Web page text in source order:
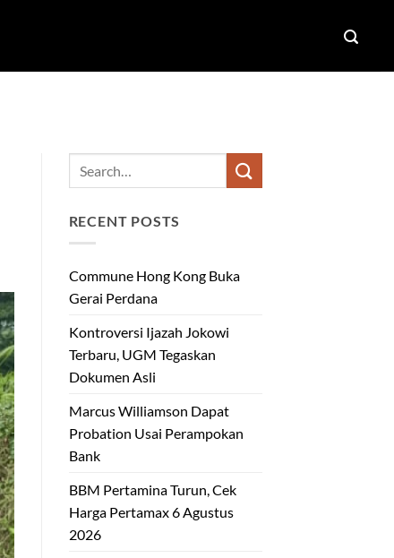
RECENT POSTS
Commune Hong Kong Buka
Gerai Perdana
Kontroversi Ijazah Jokowi
Terbaru, UGM Tegaskan
Dokumen Asli
Marcus Williamson Dapat
Probation Usai Perampokan
Bank
BBM Pertamina Turun, Cek
Harga Pertamax 6 Agustus
2026